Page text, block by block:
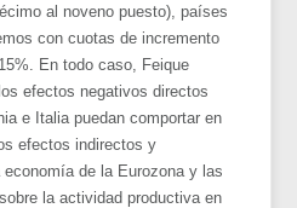
al noveno puesto), países
con cuotas de incremento
En todo caso, Feique
efectos negativos directos
e Italia puedan comportar en
efectos indirectos y
de la Eurozona y las
la actividad productiva en